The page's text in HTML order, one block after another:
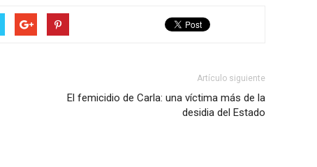
Artículo siguiente
El femicidio de Carla: una víctima más de la
desidia del Estado